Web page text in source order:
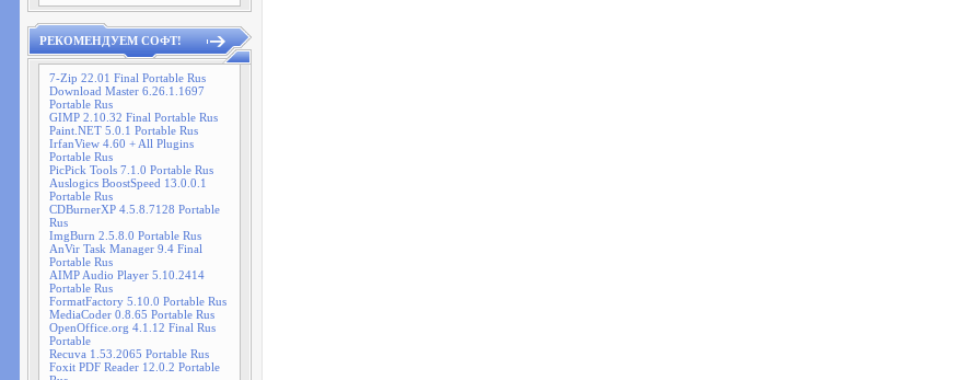
РЕКОМЕНДУЕМ СОФТ!
7-Zip 22.01 Final Portable Rus
Download Master 6.26.1.1697
Portable Rus
GIMP 2.10.32 Final Portable Rus
Paint.NET 5.0.1 Portable Rus
IrfanView 4.60 + All Plugins
Portable Rus
PicPick Tools 7.1.0 Portable Rus
Auslogics BoostSpeed 13.0.0.1
Portable Rus
CDBurnerXP 4.5.8.7128 Portable
Rus
ImgBurn 2.5.8.0 Portable Rus
AnVir Task Manager 9.4 Final
Portable Rus
AIMP Audio Player 5.10.2414
Portable Rus
FormatFactory 5.10.0 Portable Rus
MediaCoder 0.8.65 Portable Rus
OpenOffice.org 4.1.12 Final Rus
Portable
Recuva 1.53.2065 Portable Rus
Foxit PDF Reader 12.0.2 Portable